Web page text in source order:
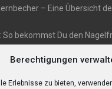
Berechtigungen
Erlebnisse zu bieten,
– Eine Übersicht
So bekommst Du den
Vegetarismus: Was ist der
Phänomen, das viel